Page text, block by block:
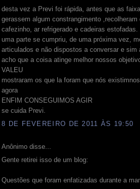
desta vez a Previ foi rápida, antes que as
gerassem algum constrangimento ,recolheram
cafezinho, ar refrigerado e cadeiras estofadas.
uma parte se cumpriu, de uma próxima vez,
articulados e não dispostos a conversar e sim
acho que a coisa atinge melhor nossos
VALEU
mostraram os que la foram que nós
agora
ENFIM CONSEGUIMOS AGIR
se cuida Previ.
8 DE FEVEREIRO DE 2011 ÀS 19:50
Anônimo disse...
Gente retirei isso de um blog:
Questões que foram enfatizadas durante a